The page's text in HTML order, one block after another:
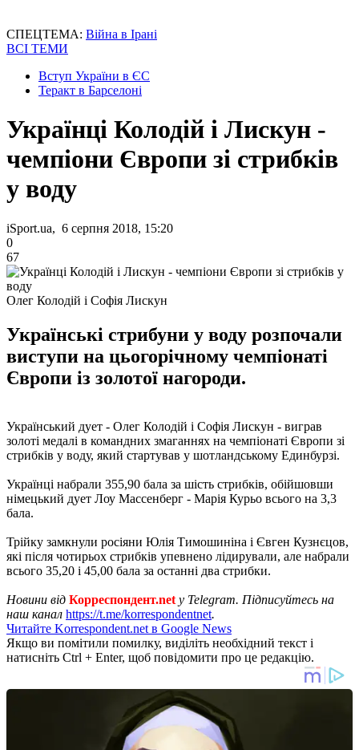
СПЕЦТЕМА: Війна в Ірані
ВСІ ТЕМИ
Вступ України в ЄС
Теракт в Барселоні
Українці Колодій і Лискун -
чемпіони Європи зі стрибків
у воду
iSport.ua, 6 серпня 2018, 15:20
0
67
Олег Колодій і Софія Лискун
Українські стрибуни у воду розпочали
виступи на цьогорічному чемпіонаті
Європи із золотої нагороди.
Український дует - Олег Колодій і Софія Лискун - виграв
золоті медалі в командних змаганнях на чемпіонаті Європи зі
стрибків у воду, який стартував у шотландському Единбурзі.
Українці набрали 355,90 бала за шість стрибків, обійшовши
німецький дует Лоу Массенберг - Марія Курьо всього на 3,3
бала.
Трійку замкнули росіяни Юлія Тимошиніна і Євген Кузнєцов,
які після чотирьох стрибків упевнено лідирували, але набрали
всього 35,20 і 45,00 бала за останні два стрибки.
Новини від Корреспондент.net у Telegram. Підписуйтесь на
наш канал https://t.me/korrespondentnet.
Читайте Korrespondent.net в Google News
Якщо ви помітили помилку, виділіть необхідний текст і
натисніть Ctrl + Enter, щоб повідомити про це редакцію.